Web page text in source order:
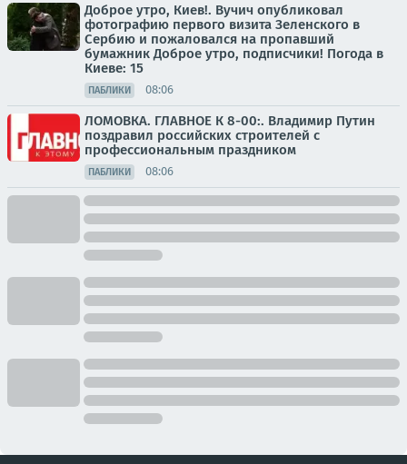
Доброе утро, Киев!. Вучич опубликовал
фотографию первого визита Зеленского в
Сербию и пожаловался на пропавший
бумажник Доброе утро, подписчики! Погода в
Киеве: 15
ПАБЛИКИ 08:06
ЛОМОВКА. ГЛАВНОЕ К 8-00:. Владимир Путин
поздравил российских строителей с
профессиональным праздником
ПАБЛИКИ 08:06